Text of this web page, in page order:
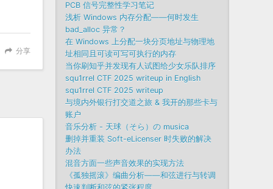
分享
PCB 信号完整性学习笔记
浅析 Windows 内存分配——何时发生
bad_alloc 异常？
在 Windows 上分配一块分页地址与物理地
址相同且可读可写可执行的内存
当你刷知乎并发现有人试图给少女乐队排序
squ1rrel CTF 2025 writeup in English
squ1rrel CTF 2025 writeup
与境内外银行打交道之旅 & 我开的那些卡与
账户
音乐分析 - 天球（そら）の musica
删掉并重装 Soft-eLicenser 时失败的解决
办法
混音方面一些声音效果的实现方法
《孤独摇滚》编曲分析——和弦进行与转调